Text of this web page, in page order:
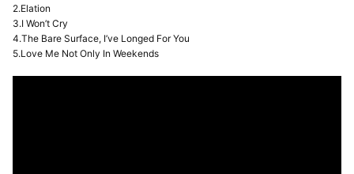
2.Elation
3.I Won’t Cry
4.The Bare Surface, I’ve Longed For You
5.Love Me Not Only In Weekends